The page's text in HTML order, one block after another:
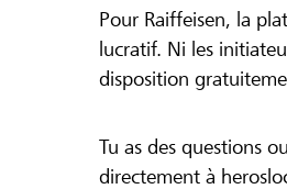
Pour Raiffeisen, la
lucratif. Ni les
disposition
Tu as des questions
directement à